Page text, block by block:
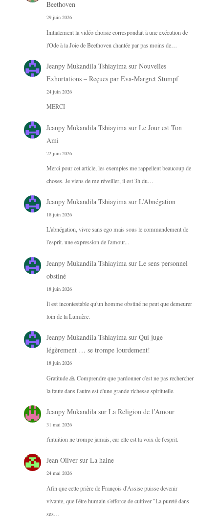
Beethoven
29 juin 2026
Initialement la vidéo choisie correspondait à une exécution de
l'Ode à la Joie de Beethoven chantée par pas moins de…
Jeanpy Mukandila Tshiayimasur Nouvelles
Exhortations – Reçues par Eva-Margret Stumpf
24 juin 2026
MERCI
Jeanpy Mukandila Tshiayimasur Le Jour est Ton
Ami
22 juin 2026
Merci pour cet article, les exemples me rappellent beaucoup de
choses. Je viens de me réveiller, il est 3h du…
Jeanpy Mukandila Tshiayimasur L’Abnégation
18 juin 2026
L'abnégation, vivre sans ego mais sous le commandement de
l'esprit. une expression de l'amour...
Jeanpy Mukandila Tshiayimasur Le sens personnel
obstiné
18 juin 2026
Il est incontestable qu'un homme obstiné ne peut que demeurer
loin de la Lumière.
Jeanpy Mukandila Tshiayimasur Qui juge
légèrement … se trompe lourdement!
18 juin 2026
Gratitude 🙏 Comprendre que pardonner c'est ne pas rechercher
la faute dans l'autre est d'une grande richesse spirituelle.
Jeanpy Mukandilasur La Religion de l’Amour
31 mai 2026
l'intuition ne trompe jamais, car elle est la voix de l'esprit.
Jean Oliversur La haine
24 mai 2026
Afin que cette prière de François d'Assise puisse devenir
vivante, que l'être humain s'efforce de cultiver "La pureté dans
ses…